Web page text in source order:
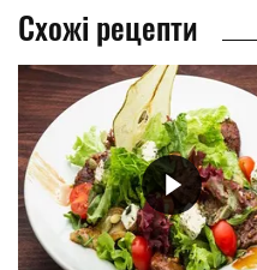
Схожі рецепти